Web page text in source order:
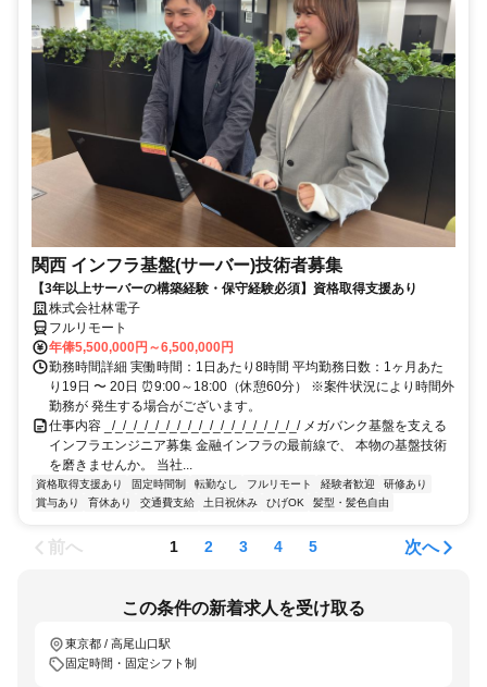
関西 インフラ基盤(サーバー)技術者募集
【3年以上サーバーの構築経験・保守経験必須】資格取得支援あり
株式会社林電子
フルリモート
年俸5,500,000円～6,500,000円
勤務時間詳細 実働時間：1日あたり8時間 平均勤務日数：1ヶ月あた
り19日 〜 20日 ⏰9:00～18:00（休憩60分） ※案件状況により時間外
勤務が 発生する場合がございます。
仕事内容 _/_/_/_/_/_/_/_/_/_/_/_/_/_/_/_/_/_/ メガバンク基盤を支える
インフラエンジニア募集 金融インフラの最前線で、 本物の基盤技術
を磨きませんか。 当社...
資格取得支援あり 固定時間制 転勤なし フルリモート 経験者歓迎
研修あり
賞与あり
育休あり 交通費支給 土日祝休み ひげOK 髪型・髪色自由
前へ 1 2 3 4 5 次へ
この条件の新着求人を受け取る
東京都 / 高尾山口駅
固定時間・固定シフト制